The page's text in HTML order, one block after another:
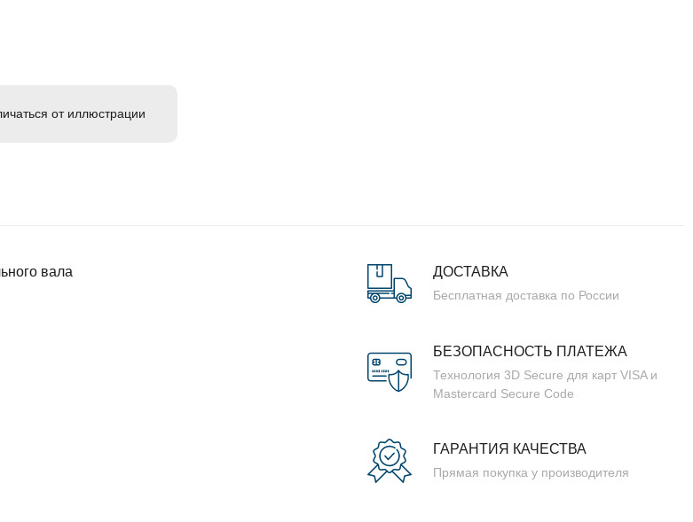
от иллюстрации
вала ДОСТАВКА
Бесплатная доставка по России
БЕЗОПАСНОСТЬ ПЛАТЕЖА
Технология 3D Secure для карт VISA и
Mastercard Secure Code
ГАРАНТИЯ КАЧЕСТВА
Прямая покупка у производителя